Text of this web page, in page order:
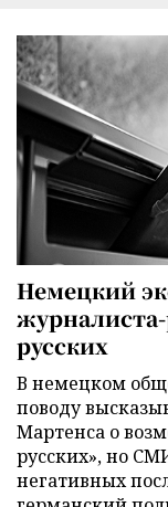
Немецкий
русских
В немецком
поводу
Мартенса о
русских», но
негативных